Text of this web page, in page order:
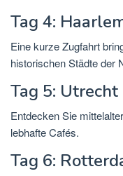
Tag 4:
Eine kurze Zugfahrt
historischen Städte der
Tag 5: Utrecht
Entdecken Sie
lebhafte Cafés.
Tag 6: